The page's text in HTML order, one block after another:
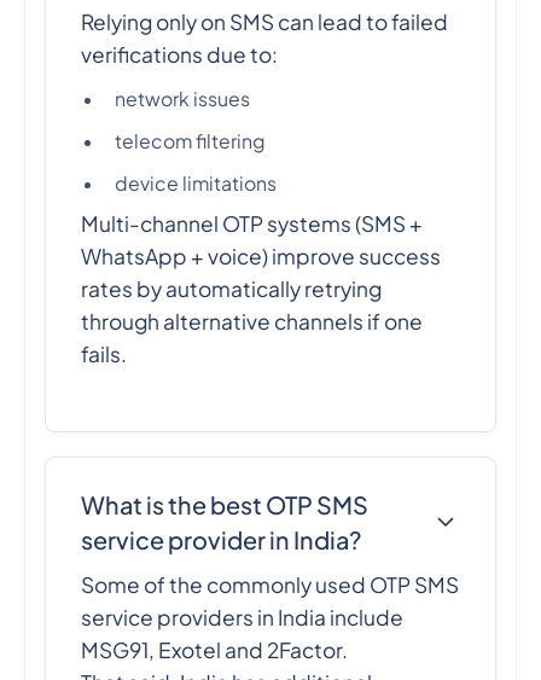
Relying only on SMS can lead to failed
verifications due to:
network issues
telecom filtering
device limitations
Multi-channel OTP systems (SMS +
WhatsApp + voice) improve success
rates by automatically retrying
through alternative channels if one
fails.
What is the best OTP SMS
service provider in India?
Some of the commonly used OTP SMS
service providers in India include
MSG91, Exotel and 2Factor.